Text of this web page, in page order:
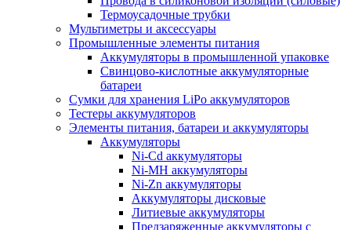
Термоусадочные трубки
Мультиметры и аксессуары
Промышленные элементы питания
Аккумуляторы в промышленной упаковке
Свинцово-кислотные аккумуляторные
батареи
Сумки для хранения LiPo аккумуляторов
Тестеры аккумуляторов
Элементы питания, батареи и аккумуляторы
Аккумуляторы
Ni-Cd аккумуляторы
Ni-MH аккумуляторы
Ni-Zn аккумуляторы
Аккумуляторы дисковые
Литиевые аккумуляторы
Предзаряженные аккумуляторы с